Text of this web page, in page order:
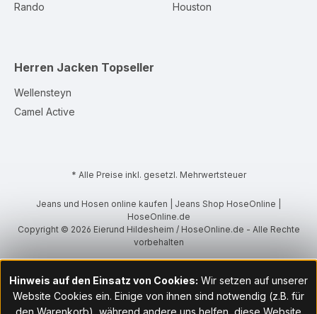
Rando Houston
Herren Jacken Topseller
Wellensteyn
Camel Active
* Alle Preise inkl. gesetzl. Mehrwertsteuer
Jeans und Hosen online kaufen | Jeans Shop HoseOnline |
HoseOnline.de
Copyright © 2026 Eierund Hildesheim / HoseOnline.de - Alle Rechte
vorbehalten
Hinweis auf den Einsatz von Cookies: Wir setzen auf unserer
Website Cookies ein. Einige von ihnen sind notwendig (z.B. für
den Warenkorb), während andere uns helfen, diese Website